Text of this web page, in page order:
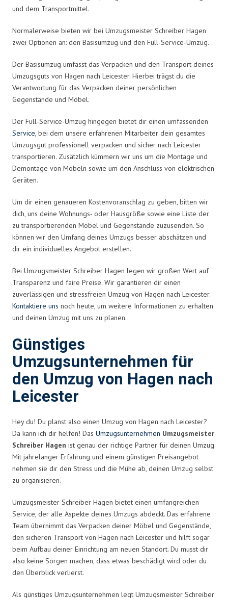
und dem Transportmittel.
Normalerweise bieten wir bei Umzugsmeister Schreiber Hagen
zwei Optionen an: den Basisumzug und den Full-Service-Umzug.
Der Basisumzug umfasst das Verpacken und den Transport deines
Umzugsguts von Hagen nach Leicester. Hierbei trägst du die
Verantwortung für das Verpacken deiner persönlichen
Gegenstände und Möbel.
Der Full-Service-Umzug hingegen bietet dir einen umfassenden
Service, bei dem unsere erfahrenen Mitarbeiter dein gesamtes
Umzugsgut professionell verpacken und sicher nach Leicester
transportieren. Zusätzlich kümmern wir uns um die Montage und
Demontage von Möbeln sowie um den Anschluss von elektrischen
Geräten.
Um dir einen genaueren Kostenvoranschlag zu geben, bitten wir
dich, uns deine Wohnungs- oder Hausgröße sowie eine Liste der
zu transportierenden Möbel und Gegenstände zuzusenden. So
können wir den Umfang deines Umzugs besser abschätzen und
dir ein individuelles Angebot erstellen.
Bei Umzugsmeister Schreiber Hagen legen wir großen Wert auf
Transparenz und faire Preise. Wir garantieren dir einen
zuverlässigen und stressfreien Umzug von Hagen nach Leicester.
Kontaktiere uns noch heute, um weitere Informationen zu erhalten
und deinen Umzug mit uns zu planen.
Günstiges
Umzugsunternehmen für
den Umzug von Hagen nach
Leicester
Hey du! Du planst also einen Umzug von Hagen nach Leicester?
Da kann ich dir helfen! Das Umzugsunternehmen Umzugsmeister
Schreiber Hagen ist genau der richtige Partner für deinen Umzug.
Mit jahrelanger Erfahrung und einem günstigen Preisangebot
nehmen sie dir den Stress und die Mühe ab, deinen Umzug selbst
zu organisieren.
Umzugsmeister Schreiber Hagen bietet einen umfangreichen
Service, der alle Aspekte deines Umzugs abdeckt. Das erfahrene
Team übernimmt das Verpacken deiner Möbel und Gegenstände,
den sicheren Transport von Hagen nach Leicester und hilft sogar
beim Aufbau deiner Einrichtung am neuen Standort. Du musst dir
also keine Sorgen machen, dass etwas beschädigt wird oder du
den Überblick verlierst.
Als günstiges Umzugsunternehmen legt Umzugsmeister Schreiber